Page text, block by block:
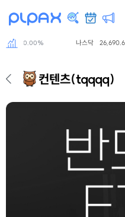
0.00% 나스닥 26,690.62
컨텐츠(tqqqq)